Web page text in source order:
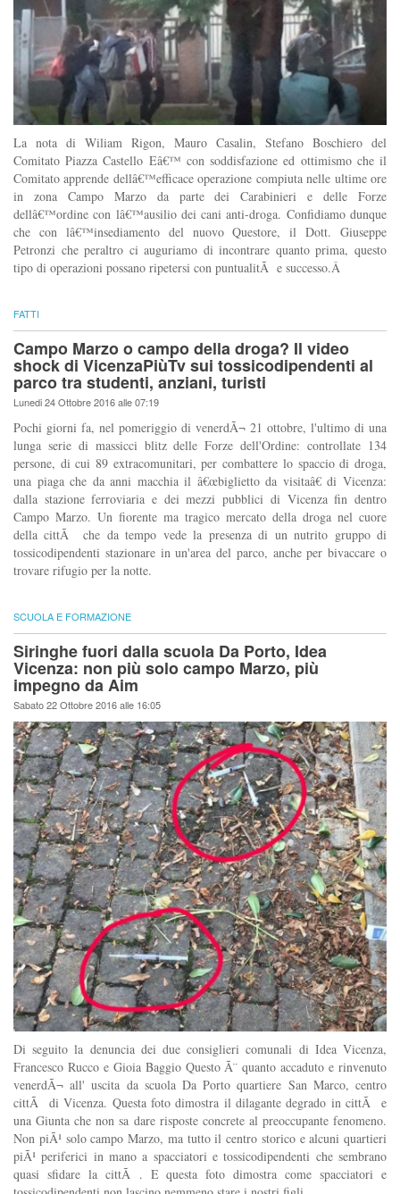
La nota di Wiliam Rigon, Mauro Casalin, Stefano Boschiero del
Comitato Piazza Castello Eâ€™ con soddisfazione ed ottimismo che il
Comitato apprende dellâ€™efficace operazione compiuta nelle ultime ore
in zona Campo Marzo da parte dei Carabinieri e delle Forze
dellâ€™ordine con lâ€™ausilio dei cani anti-droga. Confidiamo dunque
che con lâ€™insediamento del nuovo Questore, il Dott. Giuseppe
Petronzi che peraltro ci auguriamo di incontrare quanto prima, questo
tipo di operazioni possano ripetersi con puntualitÃ e successo.Â
FATTI
Campo Marzo o campo della droga? Il video
shock di VicenzaPiùTv sui tossicodipendenti al
parco tra studenti, anziani, turisti
Lunedi 24 Ottobre 2016 alle 07:19
Pochi giorni fa, nel pomeriggio di venerdÃ¬ 21 ottobre, l'ultimo di una
lunga serie di massicci blitz delle Forze dell'Ordine: controllate 134
persone, di cui 89 extracomunitari, per combattere lo spaccio di droga,
una piaga che da anni macchia il â€œbiglietto da visitaâ€ di Vicenza:
dalla stazione ferroviaria e dei mezzi pubblici di Vicenza fin dentro
Campo Marzo. Un fiorente ma tragico mercato della droga nel cuore
della cittÃ che da tempo vede la presenza di un nutrito gruppo di
tossicodipendenti stazionare in un'area del parco, anche per bivaccare o
trovare rifugio per la notte.
SCUOLA E FORMAZIONE
Siringhe fuori dalla scuola Da Porto, Idea
Vicenza: non più solo campo Marzo, più
impegno da Aim
Sabato 22 Ottobre 2016 alle 16:05
Di seguito la denuncia dei due consiglieri comunali di Idea Vicenza,
Francesco Rucco e Gioia Baggio Questo Ã¨ quanto accaduto e rinvenuto
venerdÃ¬ all' uscita da scuola Da Porto quartiere San Marco, centro
cittÃ di Vicenza. Questa foto dimostra il dilagante degrado in cittÃ e
una Giunta che non sa dare risposte concrete al preoccupante fenomeno.
Non piÃ¹ solo campo Marzo, ma tutto il centro storico e alcuni quartieri
piÃ¹ periferici in mano a spacciatori e tossicodipendenti che sembrano
quasi sfidare la cittÃ . E questa foto dimostra come spacciatori e